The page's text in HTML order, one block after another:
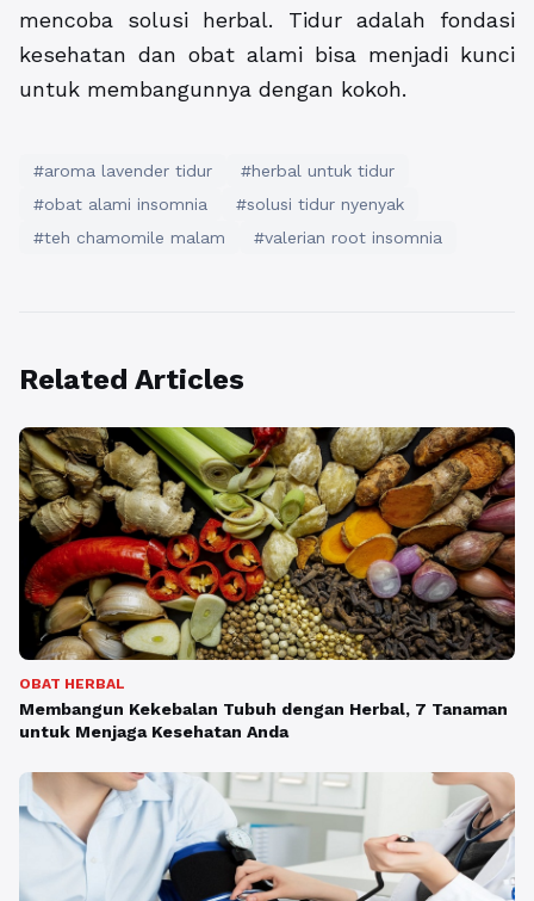
mencoba solusi herbal. Tidur adalah fondasi
kesehatan dan obat alami bisa menjadi kunci
untuk membangunnya dengan kokoh.
#aroma lavender tidur
#herbal untuk tidur
#obat alami insomnia
#solusi tidur nyenyak
#teh chamomile malam
#valerian root insomnia
Related Articles
OBAT HERBAL
Membangun Kekebalan Tubuh dengan Herbal, 7 Tanaman
untuk Menjaga Kesehatan Anda